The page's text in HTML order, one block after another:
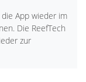
App wieder im
Die ReefTech
zur